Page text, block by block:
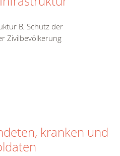
B. Schutz der
Zivilbevölkerung
kranken und